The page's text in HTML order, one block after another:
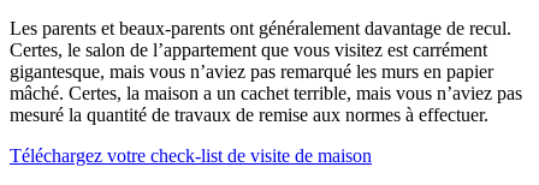
Les parents et beaux-parents ont généralement davantage de recul.
Certes, le salon de l’appartement que vous visitez est carrément
gigantesque, mais vous n’aviez pas remarqué les murs en papier
mâché. Certes, la maison a un cachet terrible, mais vous n’aviez pas
mesuré la quantité de travaux de remise aux normes à effectuer.
Téléchargez votre check-list de visite de maison